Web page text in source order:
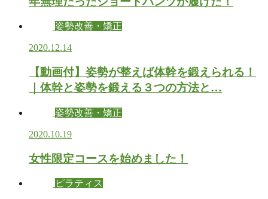
姿勢改善・矯正
2020.12.14
【動画付】姿勢が整えば体幹を鍛えられる！
｜体幹と姿勢を鍛える３つの方法と…
姿勢改善・矯正
2020.10.19
女性限定コースを始めました！
ピラティス